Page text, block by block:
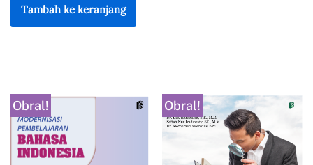
Tambah ke keranjang
Obral! Obral!